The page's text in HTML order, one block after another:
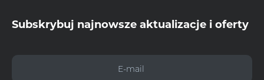
Subskrybuj najnowsze aktualizacje i oferty